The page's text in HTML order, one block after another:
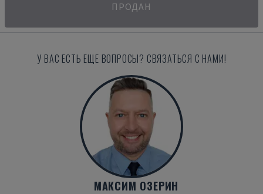
ПРОДАН
У ВАС ЕСТЬ ЕЩЕ ВОПРОСЫ? СВЯЗАТЬСЯ С НАМИ!
МАКСИМ ОЗЕРИН